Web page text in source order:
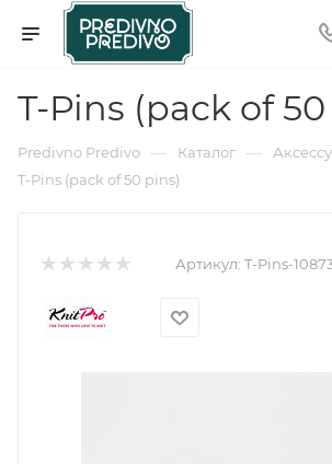
T-Pins (pack of
Predivno Predivo — Каталог —
T-Pins (pack of 50 pins)
Артикул: T-Pins-